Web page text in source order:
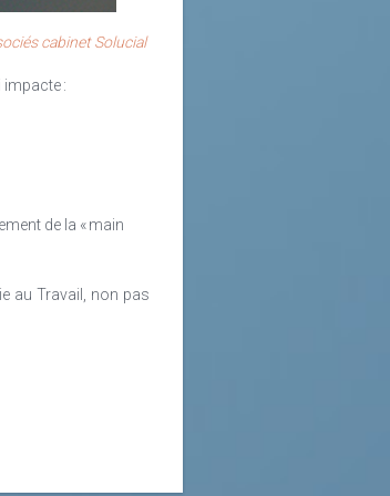
dédiées à la
les entreprises de
cabinet Solucial
:
de la « main
au Travail, non pas